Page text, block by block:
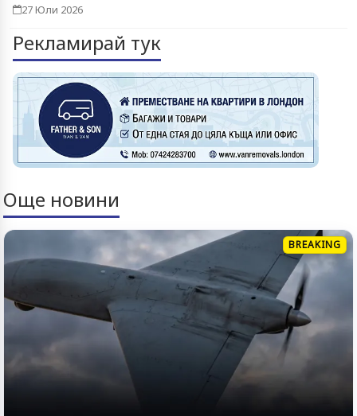
27 Юли 2026
Рекламирай тук
Още новини
BREAKING